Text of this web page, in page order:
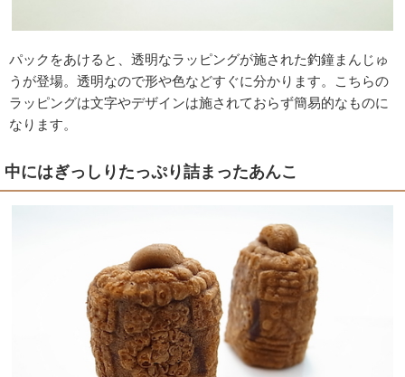
パックをあけると、透明なラッピングが施された釣鐘まんじゅ
うが登場。透明なので形や色などすぐに分かります。こちらの
ラッピングは文字やデザインは施されておらず簡易的なものに
なります。
中にはぎっしりたっぷり詰まったあんこ